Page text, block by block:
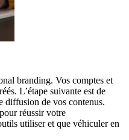
branding. Vos comptes et
L’étape suivante est de
diffusion de vos contenus.
réussir votre
utiliser et que véhiculer en